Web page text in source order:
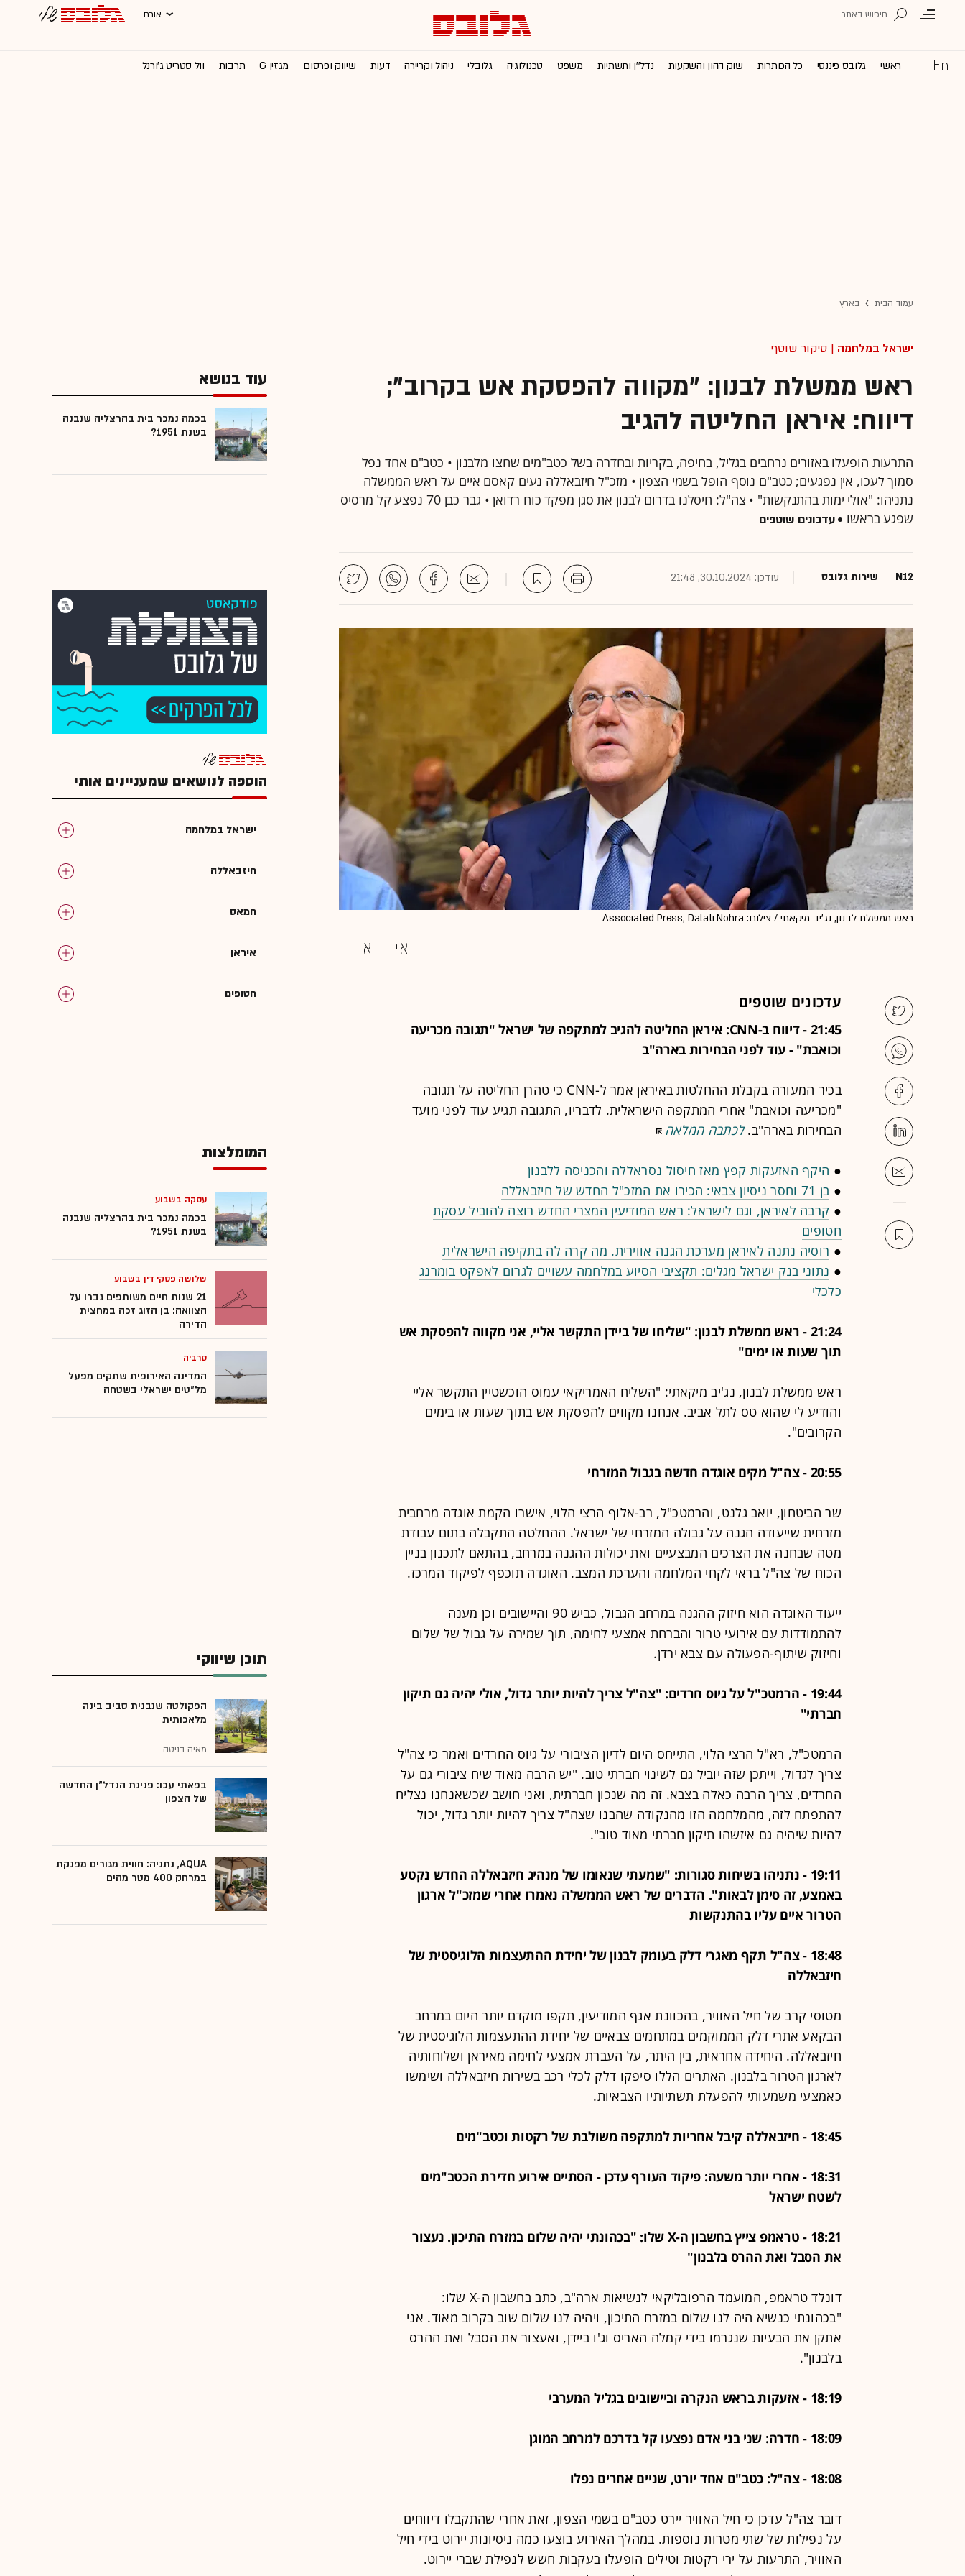
אורח
ראשי גלובס פיננסי כל הכותרות שוק ההון והשקעות נדל''ן ותשתיות משפט טכנולוגיה גלובלי ניהול וקריירה דעות שיווק ופרסום מגזין G תרבות וול סטריט ג'ורנל
עמוד הבית בארץ
ישראל במלחמה | סיקור שוטף
ראש ממשלת לבנון: "מקווה להפסקת אש בקרוב";
דיווח: איראן החליטה להגיב
התרעות הופעלו באזורים נרחבים בגליל, בחיפה, בקריות ובחדרה בשל כטב"מים שחצו מלבנון • כטב"ם אחד נפל
סמוך לעכו, אין נפגעים; כטב"ם נוסף הופל בשמי הצפון • מזכ"ל חיזבאללה נעים קאסם איים על ראש הממשלה
נתניהו: "אולי ימות בהתנקשות" • צה"ל: חיסלנו בדרום לבנון את סגן מפקד כוח רדואן • גבר כבן 70 נפצע קל מרסיס
שפגע בראשו • עדכונים שוטפים
N12 שירות גלובס עודכן: 30.10.2024, 21:48
ראש ממשלת לבנון, נג'יב מיקאתי / צילום: Associated Press, Dalati Nohra
עדכונים שוטפים
21:45 - דיווח ב-CNN: איראן החליטה להגיב למתקפה של ישראל "תגובה מכריעה
וכואבת" - עוד לפני הבחירות בארה"ב
בכיר המעורה בקבלת ההחלטות באיראן אמר ל-CNN כי טהרן החליטה על תגובה
"מכריעה וכואבת" אחרי המתקפה הישראלית. לדבריו, התגובה תגיע עוד לפני מועד
הבחירות בארה"ב.לכתבה המלאה
● היקף האזעקות קפץ מאז חיסול נסראללה והכניסה ללבנון
● בן 71 וחסר ניסיון צבאי: הכירו את המזכ"ל החדש של חיזבאללה
● קרבה לאיראן, וגם לישראל: ראש המודיעין המצרי החדש רוצה להוביל עסקת
חטופים
● רוסיה נתנה לאיראן מערכת הגנה אווירית. מה קרה לה בתקיפה הישראלית
● נתוני בנק ישראל מגלים: תקציבי הסיוע במלחמה עשויים לגרום לאפקט בומרנג
כלכלי
21:24 - ראש ממשלת לבנון: "שליחו של ביידן התקשר אליי, אני מקווה להפסקת אש
תוך שעות או ימים"
ראש ממשלת לבנון, נג'יב מיקאתי: "השליח האמריקאי עמוס הוכשטיין התקשר אליי
והודיע ​​לי שהוא טס לתל אביב. אנחנו מקווים להפסקת אש בתוך שעות או בימים
הקרובים".
20:55 - צה"ל מקים אוגדה חדשה בגבול המזרחי
שר הביטחון, יואב גלנט, והרמטכ"ל, רב-אלוף הרצי הלוי, אישרו הקמת אוגדה מרחבית
מזרחית שייעודה הגנה על גבולה המזרחי של ישראל. ההחלטה התקבלה בתום עבודת
מטה שבחנה את הצרכים המבצעיים ואת יכולות ההגנה במרחב, בהתאם לתכנון בניין
הכוח של צה"ל בראי לקחי המלחמה והערכת המצב. האוגדה תוכפף לפיקוד המרכז.
ייעוד האוגדה הוא חיזוק ההגנה במרחב הגבול, כביש 90 והיישובים וכן מענה
להתמודדות עם אירועי טרור והברחת אמצעי לחימה, תוך שמירה על גבול של שלום
וחיזוק שיתוף-הפעולה עם צבא ירדן.
19:44 - הרמטכ"ל על גיוס חרדים: "צה"ל צריך להיות יותר גדול, אולי יהיה גם תיקון
חברתי"
הרמטכ"ל, רא"ל הרצי הלוי, התייחס היום לדיון הציבורי על גיוס החרדים ואמר כי צה"ל
צריך לגדול, וייתכן שזה יוביל גם לשינוי חברתי טוב. "יש הרבה מאוד שיח ציבורי גם על
החרדים, צריך הרבה כאלה בצבא. זה מה שנכון חברתית, ואני חושב שכשאנחנו נצליח
להתפתח לזה, מהמלחמה הזו מהנקודה שהבנו שצה"ל צריך להיות יותר גדול, יכול
להיות שיהיה גם איזשהו תיקון חברתי מאוד טוב".
19:11 - נתניהו בשיחות סגורות: "שמעתי שנאומו של מנהיג חיזבאללה החדש נקטע
באמצע, זה סימן לבאות". הדברים של ראש הממשלה נאמרו אחרי שמזכ"ל ארגון
הטרור איים עליו בהתנקשות
18:48 - צה"ל תקף מאגרי דלק בעומק לבנון של יחידת ההתעצמות הלוגיסטית של
חיזבאללה
מטוסי קרב של חיל האוויר, בהכוונת אגף המודיעין, תקפו מוקדם יותר היום במרחב
הבקאע אתרי דלק הממוקמים במתחמים צבאיים של יחידת ההתעצמות הלוגיסטית של
חיזבאללה. היחידה אחראית, בין היתר, על העברת אמצעי לחימה מאיראן ושלוחותיה
לארגון הטרור בלבנון. האתרים הללו סיפקו דלק לכלי רכב בשירות חיזבאללה ושימשו
כאמצעי משמעותי להפעלת תשתיותיו הצבאיות.
18:45 - חיזבאללה קיבל אחריות למתקפה משולבת של רקטות וכטב"מים
18:31 - אחרי יותר משעה: פיקוד העורף עדכן - הסתיים אירוע חדירת הכטב"מים
לשטח ישראל
18:21 - טראמפ צייץ בחשבון ה-X שלו: "בכהונתי יהיה שלום במזרח התיכון. נעצור
את הסבל ואת ההרס בלבנון"
דונלד טראמפ, המועמד הרפובליקאי לנשיאות ארה"ב, כתב בחשבון ה-X שלו:
"בכהונתי כנשיא היה לנו שלום במזרח התיכון, ויהיה לנו שלום שוב בקרוב מאוד. אני
אתקן את הבעיות שנגרמו בידי קמלה האריס וג'ו ביידן, ואעצור את הסבל ואת ההרס
בלבנון".
18:19 - אזעקות בראש הנקרה וביישובים בגליל המערבי
18:09 - חדרה: שני בני אדם נפצעו קל בדרכם למרחב המוגן
18:08 - צה"ל: כטב"ם אחד יורט, שניים אחרים נפלו
דובר צה"ל עדכן כי חיל האוויר יירט כטב"ם בשמי הצפון, זאת אחרי שהתקבלו דיווחים
על נפילות של שתי מטרות נוספות. במהלך האירוע בוצעו כמה ניסיונות יירוט בידי חיל
האוויר, התרעות על ירי רקטות וטילים הופעלו בעקבות חשש לנפילת שברי יירוט.
עוד בנושא
בכמה נמכר בית בהרצליה שנבנה
בשנת 1951?
הוספה לנושאים שמעניינים אותי
ישראל במלחמה
חיזבאללה
חמאס
איראן
חטופים
טילים
כטב"מים
המומלצות
עסקה בשבוע
בכמה נמכר בית בהרצליה שנבנה
בשנת 1951?
שלושה פסקי דין בשבוע
21 שנות חיים משותפים גברו על
הצוואה: בן הזוג זכה במחצית
הדירה
סרביה
המדינה האירופית שתקים מפעל
מל"טים ישראלי בשטחה
תוכן שיווקי
הפקולטה שנבנית סביב בינה
מלאכותית
מאיה בניטה
בפאתי עכו: פנינת הנדל"ן החדשה
של הצפון
AQUA, נתניה: חווית מגורים מפנקת
במרחק 400 מטר מהים